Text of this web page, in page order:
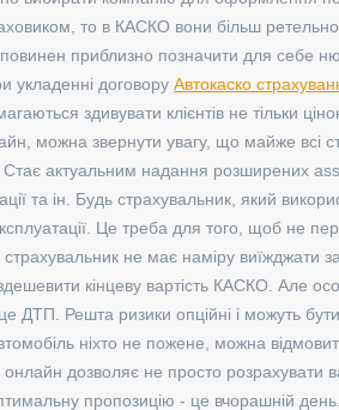
то в КАСКО вони більш
приблизно позначити для себе
укладенні договору Автокаско
здивувати клієнтів не тільки
можна звернути увагу, що майже всі
актуальним надання розширених
та ін. Будь страхувальник, який
Це треба для того, щоб не
не має наміру виїжджати
кінцеву вартість КАСКО. Але
Решта ризики опційні і можуть
ніхто не пожене, можна
дозволяє не просто розрахувати
пропозицію - це вчорашній